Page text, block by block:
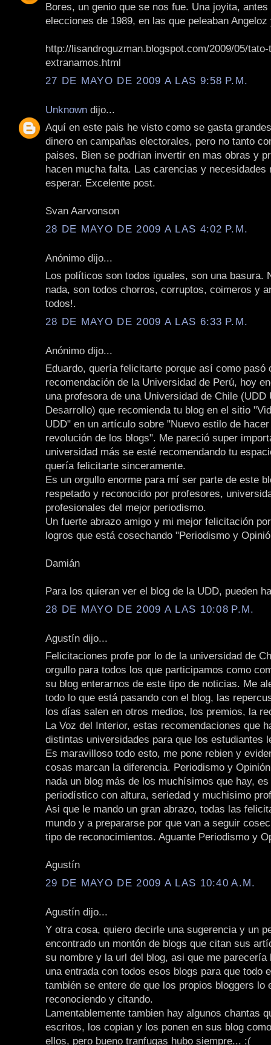
Bores, un genio que se nos fue. Una joyita, antes
elecciones de 1989, en las que peleaban
http://lisandroguzman.blogspot.com/2009/05/tato-
extranamos.html
27 DE MAYO DE 2009 A LAS 9:58 P.M.
Unknown dijo...
Aquí en este pais he visto como se gasta
dinero en campañas electorales, pero no tanto
paises. Bien se podrian invertir en mas obras y
hacen mucha falta. Las carencias y necesidades
esperar. Excelente post.
Svan Aarvonson
28 DE MAYO DE 2009 A LAS 4:02 P.M.
Anónimo dijo...
Los políticos son todos iguales, son una basura.
nada, son todos chorros, corruptos, coimeros y
todos!.
28 DE MAYO DE 2009 A LAS 6:33 P.M.
Anónimo dijo...
Eduardo, quería felicitarte porque así como pasó
recomendación de la Universidad de Perú, hoy
una profesora de una Universidad de Chile (UDD
Desarrollo) que recomienda tu blog en el sitio
UDD" en un artículo sobre "Nuevo estilo de
revolución de los blogs". Me pareció super
universidad más se esté recomendando tu
quería felicitarte sinceramente.
Es un orgullo enorme para mí ser parte de este
respetado y reconocido por profesores,
profesionales del mejor periodismo.
Un fuerte abrazo amigo y mi mejor felicitación
logros que está cosechando "Periodismo y
Damián
Para los quieran ver el blog de la UDD, pueden
28 DE MAYO DE 2009 A LAS 10:08 P.M.
Agustín dijo...
Felicitaciones profe por lo de la universidad de
orgullo para todos los que participamos como
su blog enterarnos de este tipo de noticias. Me
todo lo que está pasando con el blog, las
los días salen en otros medios, los premios, la
La Voz del Interior, estas recomendaciones que
distintas universidades para que los estudiantes
Es maravilloso todo esto, me pone rebien y
cosas marcan la diferencia. Periodismo y
nada un blog más de los muchísimos que hay, es
periodístico con altura, seriedad y muchisimo
Asi que le mando un gran abrazo, todas las
mundo y a prepararse por que van a seguir
tipo de reconocimientos. Aguante Periodismo y
Agustín
29 DE MAYO DE 2009 A LAS 10:40 A.M.
Agustín dijo...
Y otra cosa, quiero decirle una sugerencia y un
encontrado un montón de blogs que citan sus
su nombre y la url del blog, asi que me parecería
una entrada con todos esos blogs para que todo
también se entere de que los propios bloggers lo
reconociendo y citando.
Lamentablemente tambien hay algunos chantas
escritos, los copian y los ponen en sus blog
ellos, pero bueno tranfugas hubo siempre... :(